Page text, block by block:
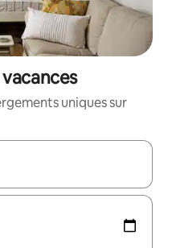
uniques sur
utilisez les flèches vers le